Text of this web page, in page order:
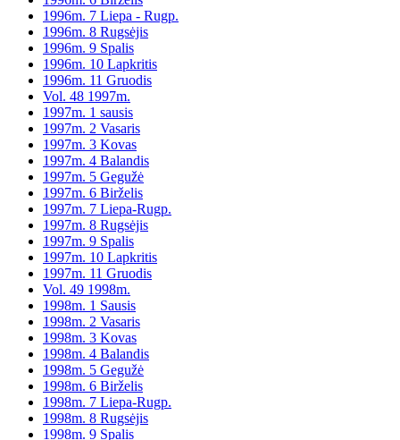
1996m. 7 Liepa - Rugp.
1996m. 8 Rugsėjis
1996m. 9 Spalis
1996m. 10 Lapkritis
1996m. 11 Gruodis
Vol. 48 1997m.
1997m. 1 sausis
1997m. 2 Vasaris
1997m. 3 Kovas
1997m. 4 Balandis
1997m. 5 Gegužė
1997m. 6 Birželis
1997m. 7 Liepa-Rugp.
1997m. 8 Rugsėjis
1997m. 9 Spalis
1997m. 10 Lapkritis
1997m. 11 Gruodis
Vol. 49 1998m.
1998m. 1 Sausis
1998m. 2 Vasaris
1998m. 3 Kovas
1998m. 4 Balandis
1998m. 5 Gegužė
1998m. 6 Birželis
1998m. 7 Liepa-Rugp.
1998m. 8 Rugsėjis
1998m. 9 Spalis